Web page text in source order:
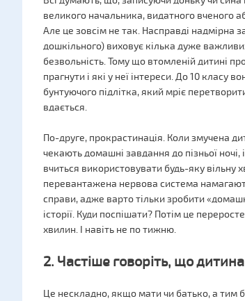
великого начальника, видатного вченого
Але це зовсім не так. Насправді надмірна
дошкільного) виховує кілька дуже
безвольність. Тому що втомленій дитині
прагнути і які у неї інтереси. До 10
бунтуючого підлітка, який мріє
вдається.
По-друге, прокрастинація. Коли змучена
чекають домашні завдання до пізньої
вчиться використовувати будь-яку вільну
перевантажена нервова система
справи, адже варто тільки зробити
історії. Куди поспішати? Потім це
хвилин. І навіть не по тижню.
2. Частіше говоріть, що
Це нескладно, якщо мати чи батько, а тим